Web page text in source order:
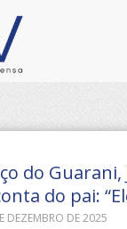
do
do pai:
DEZEMBRO DE 2025